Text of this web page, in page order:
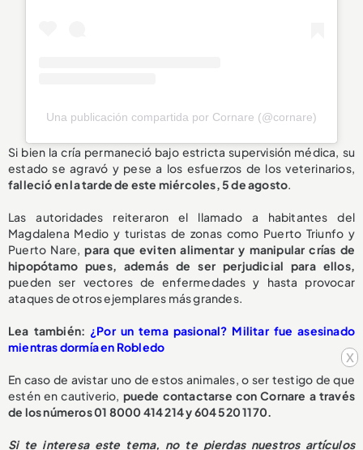
x
Una publicación compartida por Cornare (@cornare)
Si bien la cría permaneció bajo estricta supervisión médica, su
estado se agravó y pese a los esfuerzos de los veterinarios,
falleció en la tarde de este miércoles, 5 de agosto.
Las autoridades reiteraron el llamado a habitantes del
Magdalena Medio y turistas de zonas como Puerto Triunfo y
Puerto Nare, para que eviten alimentar y manipular crías de
hipopótamo pues, además de ser perjudicial para ellos,
pueden ser vectores de enfermedades y hasta provocar
ataques de otros ejemplares más grandes.
Lea también: ¿Por un tema pasional? Militar fue asesinado
mientras dormía en Robledo
En caso de avistar uno de estos animales, o ser testigo de que
estén en cautiverio, puede contactarse con Cornare a través
de los números 01 8000 414 214 y 604 520 1170.
Si te interesa este tema, no te pierdas nuestros artículos